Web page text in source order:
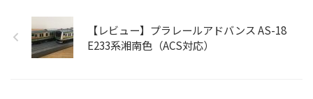
【レビュー】プラレールアドバンス AS-18
E233系湘南色（ACS対応）